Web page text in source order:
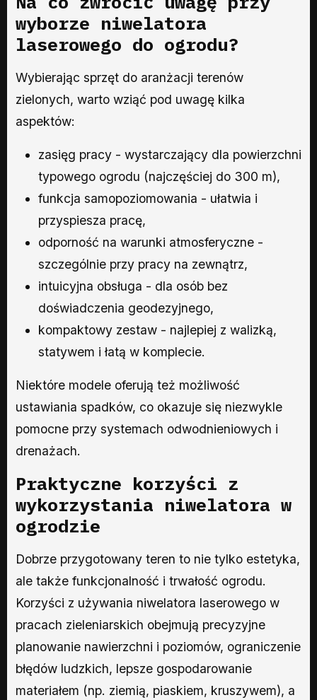
wyborze niwelatora
laserowego do ogrodu?
Wybierając sprzęt do aranżacji terenów
zielonych, warto wziąć pod uwagę kilka
aspektów:
zasięg pracy - wystarczający dla powierzchni
typowego ogrodu (najczęściej do 300 m),
funkcja samopoziomowania - ułatwia i
przyspiesza pracę,
odporność na warunki atmosferyczne -
szczególnie przy pracy na zewnątrz,
intuicyjna obsługa - dla osób bez
doświadczenia geodezyjnego,
kompaktowy zestaw - najlepiej z walizką,
statywem i łatą w komplecie.
Niektóre modele oferują też możliwość
ustawiania spadków, co okazuje się niezwykle
pomocne przy systemach odwodnieniowych i
drenażach.
Praktyczne korzyści z
wykorzystania niwelatora w
ogrodzie
Dobrze przygotowany teren to nie tylko estetyka,
ale także funkcjonalność i trwałość ogrodu.
Korzyści z używania niwelatora laserowego w
pracach zieleniarskich obejmują precyzyjne
planowanie nawierzchni i poziomów, ograniczenie
błędów ludzkich, lepsze gospodarowanie
materiałem (np. ziemią, piaskiem, kruszywem), a